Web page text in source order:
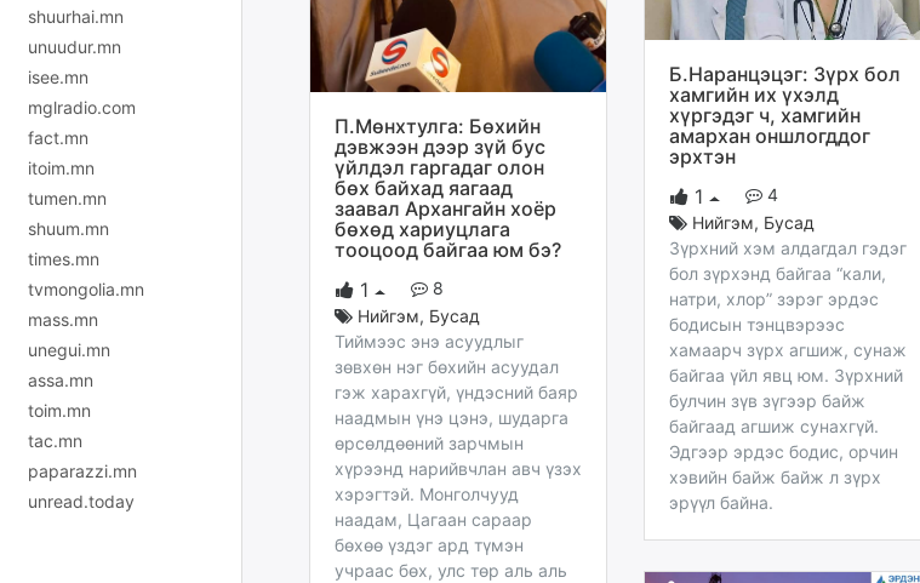
shuurhai.mn
unuudur.mn
isee.mn
mglradio.com
fact.mn
itoim.mn
tumen.mn
shuum.mn
times.mn
tvmongolia.mn
mass.mn
unegui.mn
assa.mn
toim.mn
tac.mn
paparazzi.mn
unread.today
П.Мөнхтулга: Бөхийн
дэвжээн дээр зүй бус
үйлдэл гаргадаг олон
бөх байхад яагаад
заавал Архангайн хоёр
бөхөд хариуцлага
тооцоод байгаа юм бэ?
1
8
Нийгэм, Бусад
Тиймээс энэ асуудлыг
зөвхөн нэг бөхийн асуудал
гэж харахгүй, үндэсний баяр
наадмын үнэ цэнэ, шударга
өрсөлдөөний зарчмын
хүрээнд нарийвчлан авч үзэх
хэрэгтэй. Монголчууд
наадам, Цагаан сараар
бөхөө үздэг ард түмэн
учраас бөх, улс төр аль аль
Б.Наранцэцэг: Зүрх бол
хамгийн их үхэлд
хүргэдэг ч, хамгийн
амархан оншлогддог
эрхтэн
1
4
Нийгэм, Бусад
Зүрхний хэм алдагдал гэдэг
бол зүрхэнд байгаа “кали,
натри, хлор” зэрэг эрдэс
бодисын тэнцвэрээс
хамаарч зүрх агшиж, сунаж
байгаа үйл явц юм. Зүрхний
булчин зүв зүгээр байж
байгаад агшиж сунахгүй.
Эдгээр эрдэс бодис, орчин
хэвийн байж байж л зүрх
эрүүл байна.